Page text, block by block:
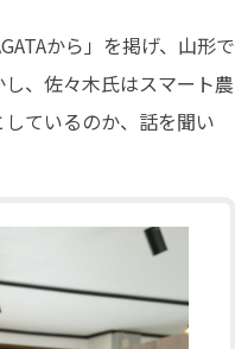
から」を掲げ、山形で
、佐々木氏はスマート農
ているのか、話を聞い